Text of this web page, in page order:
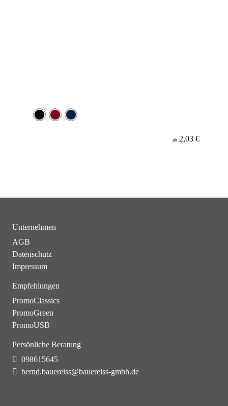
ab 2,03 €
Unternehmen
AGB
Datenschutz
Impressum
Empfehlungen
PromoClassics
PromoGreen
PromoUSB
Persönliche Beratung
098615645
bernd.bauereiss@bauereiss-gmbh.de